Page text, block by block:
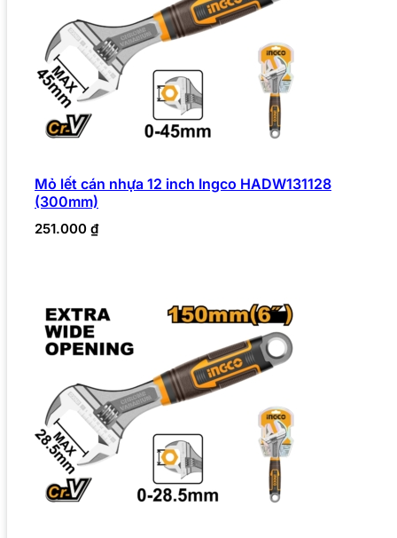
Mỏ lết cán nhựa 12 inch Ingco HADW131128
(300mm)
251.000 ₫